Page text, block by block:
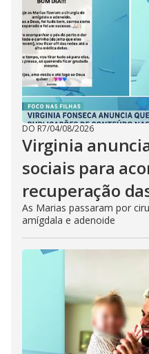
DO R7/04/08/2026
Virginia
sociais para
recuperação
As Marias passaram por
amígdala e adenoide